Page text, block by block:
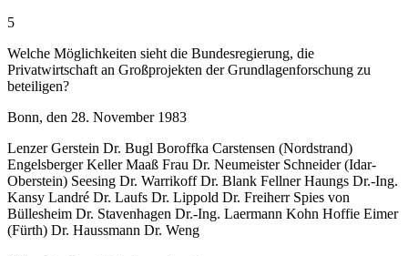
5
Welche Möglichkeiten sieht die Bundesregierung, die
Privatwirtschaft an Großprojekten der Grundlagenforschung zu
beteiligen?
Bonn, den 28. November 1983
Lenzer Gerstein Dr. Bugl Boroffka Carstensen (Nordstrand)
Engelsberger Keller Maaß Frau Dr. Neumeister Schneider (Idar-
Oberstein) Seesing Dr. Warrikoff Dr. Blank Fellner Haungs Dr.-Ing.
Kansy Landré Dr. Laufs Dr. Lippold Dr. Freiherr Spies von
Büllesheim Dr. Stavenhagen Dr.-Ing. Laermann Kohn Hoffie Eimer
(Fürth) Dr. Haussmann Dr. Weng